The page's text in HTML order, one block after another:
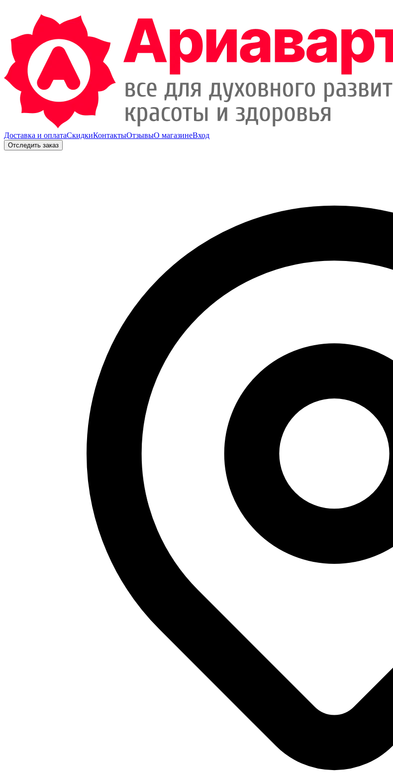
Доставка и оплатаСкидкиКонтактыОтзывыО магазинеВход
Отследить заказ